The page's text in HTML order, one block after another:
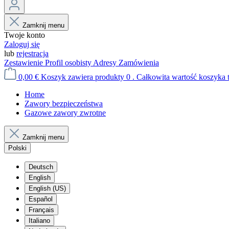
Zamknij menu
Twoje konto
Zaloguj się
lub rejestracja
Zestawienie Profil osobisty Adresy Zamówienia
0,00 € Koszyk zawiera produkty 0 . Całkowita wartość koszyka
Home
Zawory bezpieczeństwa
Gazowe zawory zwrotne
Zamknij menu
Polski
Deutsch
English
English (US)
Español
Français
Italiano